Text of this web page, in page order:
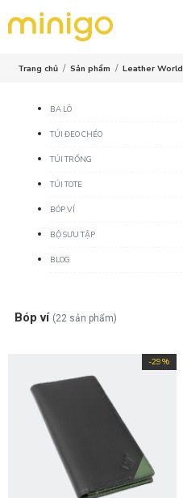
Trang chủ Sản phẩm Leather World
BA LÔ
TÚI ĐEO CHÉO
TÚI TRỐNG
TÚI TOTE
BÓP VÍ
BỘ SƯU TẬP
BLOG
Bóp ví (22 sản phẩm)
-29%